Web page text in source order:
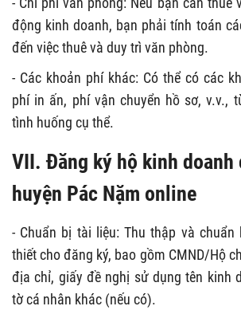
động kinh doanh, bạn phải tính toán
đến việc thuê và duy trì văn phòng.
- Các khoản phí khác: Có thể có các
phí in ấn, phí vận chuyển hồ sơ, v.v.,
tình huống cụ thể.
VII. Đăng ký hộ kinh doanh
huyện Pác Nặm online
- Chuẩn bị tài liệu: Thu thập và
thiết cho đăng ký, bao gồm CMND/Hộ
địa chỉ, giấy đề nghị sử dụng tên kinh
tờ cá nhân khác (nếu có).